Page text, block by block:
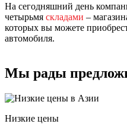
На сегодняшний день
четырьмя складами –
которых вы можете
автомобиля.
Мы рады
Низкие цены